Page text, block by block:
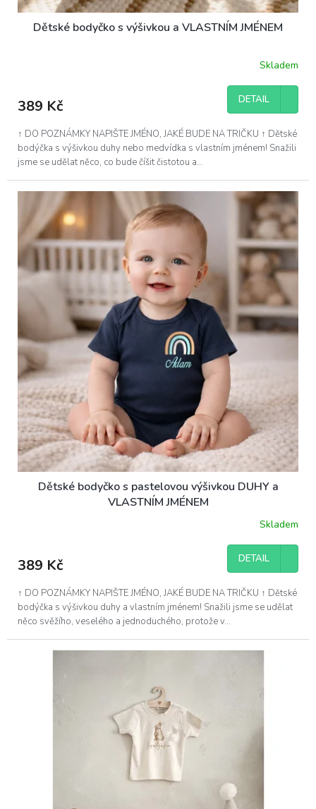
Dětské bodyčko s výšivkou a VLASTNÍM JMÉNEM
je
z
5
hvězdiček.
Skladem
389 Kč DETAIL
↑ DO POZNÁMKY NAPIŠTE JMÉNO, JAKÉ BUDE NA TRIČKU ↑ Dětské
bodýčka s výšivkou duhy nebo medvídka s vlastním jménem! Snažili
jsme se udělat něco, co bude číšit čistotou a...
Dětské bodyčko s pastelovou výšivkou DUHY a
VLASTNÍM JMÉNEM
Skladem
389 Kč DETAIL
↑ DO POZNÁMKY NAPIŠTE JMÉNO, JAKÉ BUDE NA TRIČKU ↑ Dětské
bodýčka s výšivkou duhy a vlastním jménem! Snažili jsme se udělat
něco svěžího, veselého a jednoduchého, protože v...